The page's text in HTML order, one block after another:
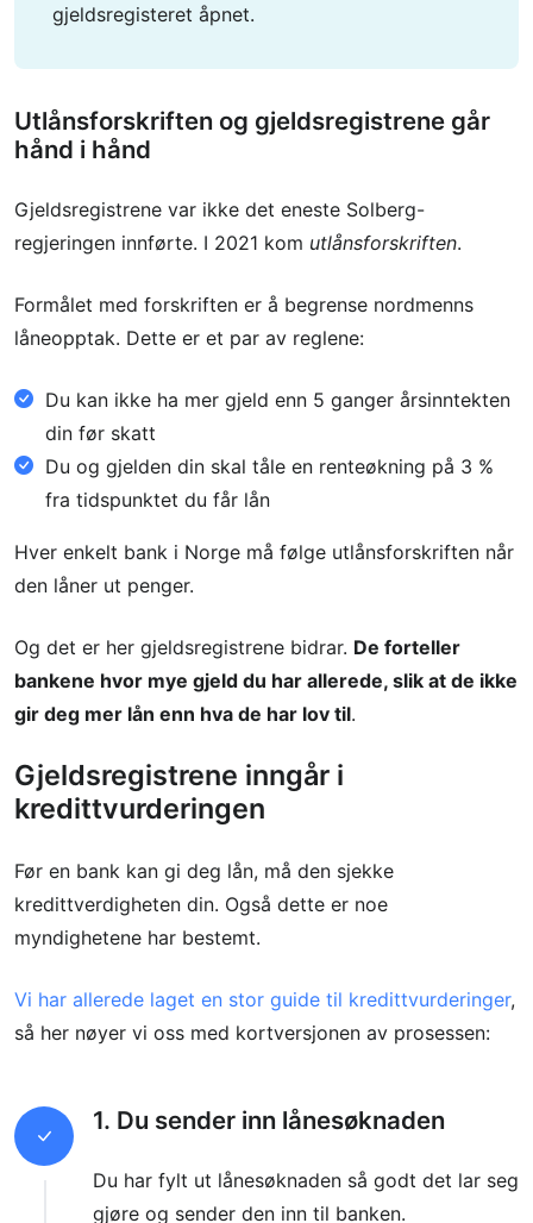
gjeldsregisteret åpnet.
Utlånsforskriften og gjeldsregistrene går
hånd i hånd
Gjeldsregistrene var ikke det eneste Solberg-
regjeringen innførte. I 2021 kom utlånsforskriften.
Formålet med forskriften er å begrense nordmenns
låneopptak. Dette er et par av reglene:
Du kan ikke ha mer gjeld enn 5 ganger årsinntekten
din før skatt
Du og gjelden din skal tåle en renteøkning på 3 %
fra tidspunktet du får lån
Hver enkelt bank i Norge må følge utlånsforskriften når
den låner ut penger.
Og det er her gjeldsregistrene bidrar. De forteller
bankene hvor mye gjeld du har allerede, slik at de ikke
gir deg mer lån enn hva de har lov til.
Gjeldsregistrene inngår i
kredittvurderingen
Før en bank kan gi deg lån, må den sjekke
kredittverdigheten din. Også dette er noe
myndighetene har bestemt.
Vi har allerede laget en stor guide til kredittvurderinger,
så her nøyer vi oss med kortversjonen av prosessen:
1. Du sender inn lånesøknaden
Du har fylt ut lånesøknaden så godt det lar seg
gjøre og sender den inn til banken.